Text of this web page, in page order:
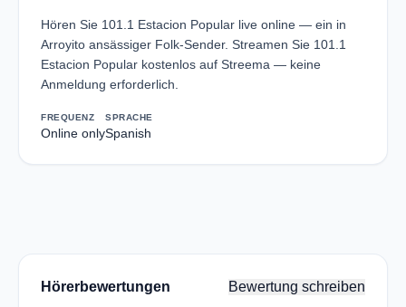
Hören Sie 101.1 Estacion Popular live online — ein in
Arroyito ansässiger Folk-Sender. Streamen Sie 101.1
Estacion Popular kostenlos auf Streema — keine
Anmeldung erforderlich.
FREQUENZ
Online only
SPRACHE
Spanish
Hörerbewertungen Bewertung schreiben